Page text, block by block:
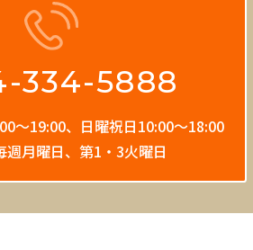
334-5888
〜19:00、 日曜祝日10:00〜18:00
週月曜日、第1・3火曜日